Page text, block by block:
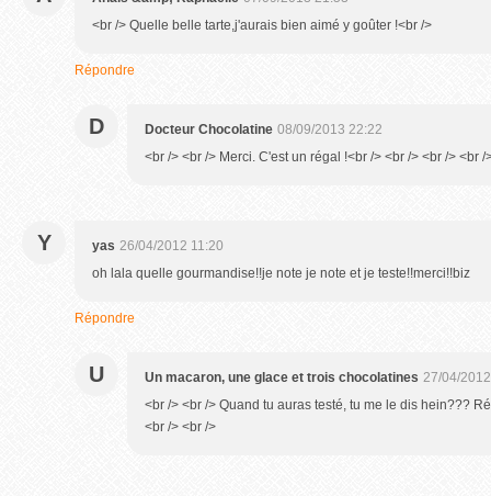
<br /> Quelle belle tarte,j'aurais bien aimé y goûter !<br />
Répondre
D Docteur Chocolatine 08/09/2013 22:22
<br /> <br /> Merci. C'est un régal !<br /> <br /> <br /> <br /
Y yas 26/04/2012 11:20
oh lala quelle gourmandise!!je note je note et je teste!!merci!!biz
Répondre
U Un macaron, une glace et trois chocolatines 27/04/
<br /> <br /> Quand tu auras testé, tu me le dis hein???
<br /> <br />